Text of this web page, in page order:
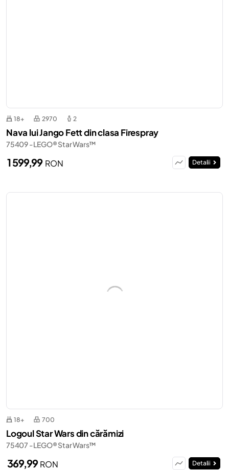
18+ 2970 2
Nava lui Jango Fett din clasa Firespray
75409 - LEGO® Star Wars™
1 599,99 RON Detalii
18+ 700
Logoul Star Wars din cărămizi
75407 - LEGO® Star Wars™
369,99RON Detalii